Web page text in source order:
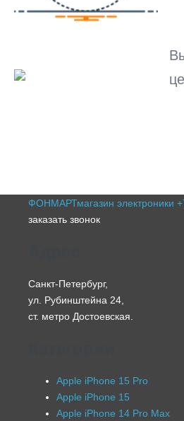
ФОНМАРТмагазин электроники
заказать звонок
Санкт-Петербург,
ул. Рубинштейна 24,
ст. метро Достоевская.
Apple iPhone 15 Pro
Apple iPhone 15
Apple iPhone 14 Pro Max